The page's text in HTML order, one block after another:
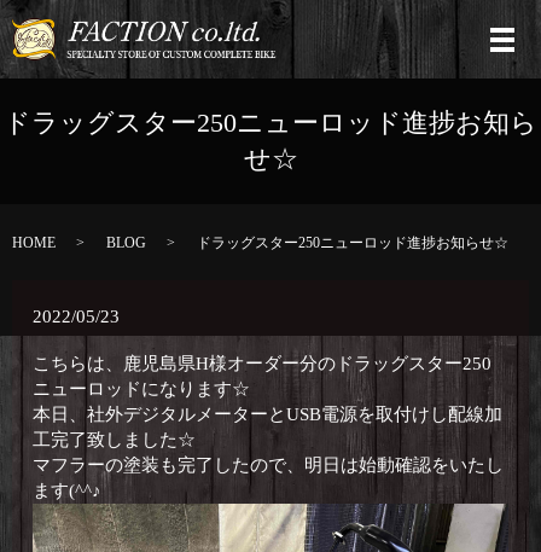
ドラッグスター250ニューロッド進捗お知ら
せ☆
HOME BLOG ドラッグスター250ニューロッド進捗お知らせ☆
2022/05/23
こちらは、鹿児島県H様オーダー分のドラッグスター250
ニューロッドになります☆
本日、社外デジタルメーターとUSB電源を取付けし配線加
工完了致しました☆
マフラーの塗装も完了したので、明日は始動確認をいたし
ます(^^♪